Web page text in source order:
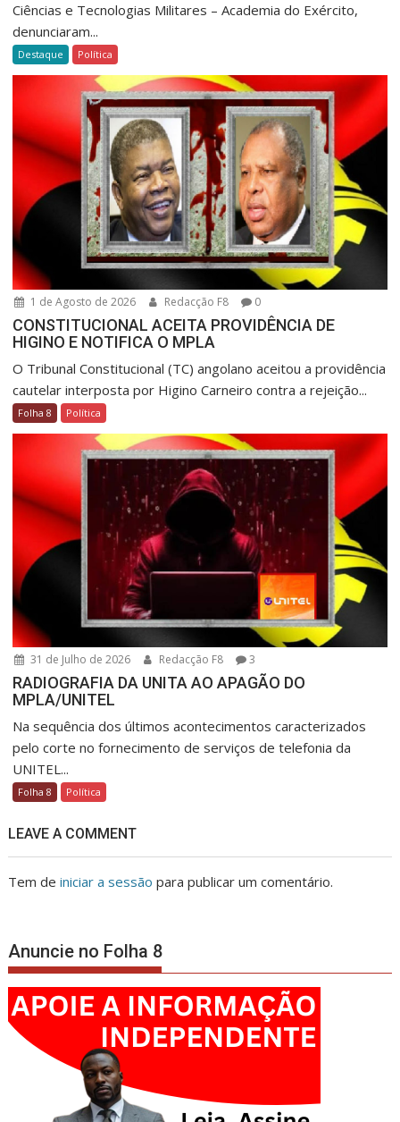
Ciências e Tecnologias Militares – Academia do Exército,
denunciaram...
Destaque Política
1 de Agosto de 2026 Redacção F8 0
CONSTITUCIONAL ACEITA PROVIDÊNCIA DE
HIGINO E NOTIFICA O MPLA
O Tribunal Constitucional (TC) angolano aceitou a providência
cautelar interposta por Higino Carneiro contra a rejeição...
Folha 8 Política
31 de Julho de 2026 Redacção F8 3
RADIOGRAFIA DA UNITA AO APAGÃO DO
MPLA/UNITEL
Na sequência dos últimos acontecimentos caracterizados
pelo corte no fornecimento de serviços de telefonia da
UNITEL...
Folha 8 Política
LEAVE A COMMENT
Tem deiniciar a sessão para publicar um comentário.
Anuncie no Folha 8